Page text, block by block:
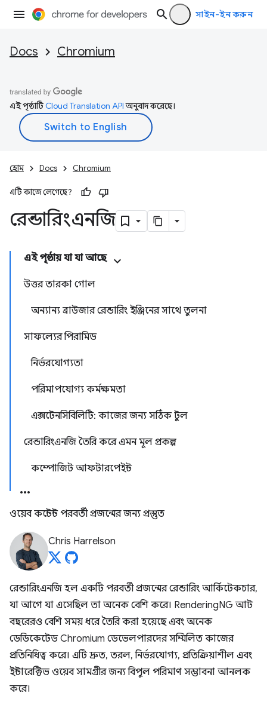
সাইন-ইন করুন
Docs Chromium
এই পৃষ্ঠাটিCloud Translation APIঅনুবাদ করেছে।
হোম Docs Chromium
এটি কাজে লেগেছে?
রেন্ডারিংএনজি
এই পৃষ্ঠায় যা যা আছে
উত্তর তারকা গোল
অন্যান্য ব্রাউজার রেন্ডারিং ইঞ্জিনের সাথে তুলনা
সাফল্যের পিরামিড
নির্ভরযোগ্যতা
পরিমাপযোগ্য কর্মক্ষমতা
এক্সটেনসিবিলিটি: কাজের জন্য সঠিক টুল
রেন্ডারিংএনজি তৈরি করে এমন মূল প্রকল্প
কম্পোজিট আফটারপেইন্ট
ওয়েব কন্টেন্ট পরবর্তী প্রজন্মের জন্য প্রস্তুত
Chris Harrelson
রেন্ডারিংএনজি হল একটি পরবর্তী প্রজন্মের রেন্ডারিং আর্কিটেকচার,
যা আগে যা এসেছিল তা অনেক বেশি করে। RenderingNG আট
বছরেরও বেশি সময় ধরে তৈরি করা হয়েছে এবং অনেক
ডেডিকেটেড Chromium ডেভেলপারদের সম্মিলিত কাজের
প্রতিনিধিত্ব করে। এটি দ্রুত, তরল, নির্ভরযোগ্য, প্রতিক্রিয়াশীল এবং
ইন্টারেক্টিভ ওয়েব সামগ্রীর জন্য বিপুল পরিমাণ সম্ভাবনা আনলক
করে।